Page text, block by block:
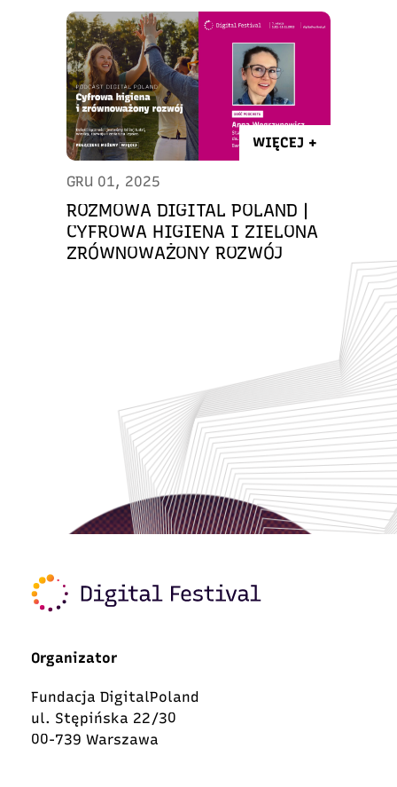
WIĘCEJ +
GRU 01, 2025
ROZMOWA DIGITAL POLAND |
CYFROWA HIGIENA I ZIELONA
ZRÓWNOWAŻONY ROZWÓJ
Organizator
Fundacja DigitalPoland
ul. Stępińska 22/30
00-739 Warszawa